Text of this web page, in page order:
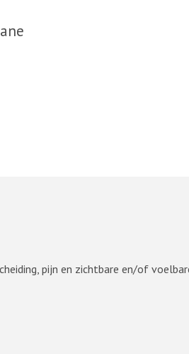
pijn en zichtbare en/of